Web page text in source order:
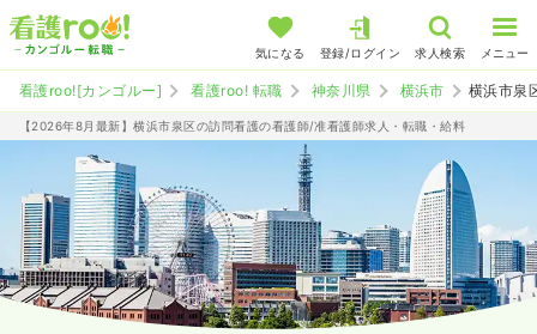
気になる 登録/ログイン 求人検索 メニュー
看護roo![カンゴルー] 看護roo! 転職 神奈川県 横浜市 横浜市泉
【2026年8月最新】横浜市泉区の訪問看護の看護師/准看護師求人・転職・給料